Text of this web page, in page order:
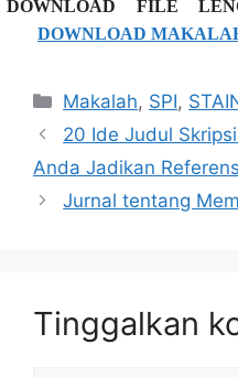
DOWNLOAD FILE
DOWNLOAD
Kategori
Makalah, SPI,
20 Ide Judul
Anda Jadikan
Jurnal tentang
Tinggalkan